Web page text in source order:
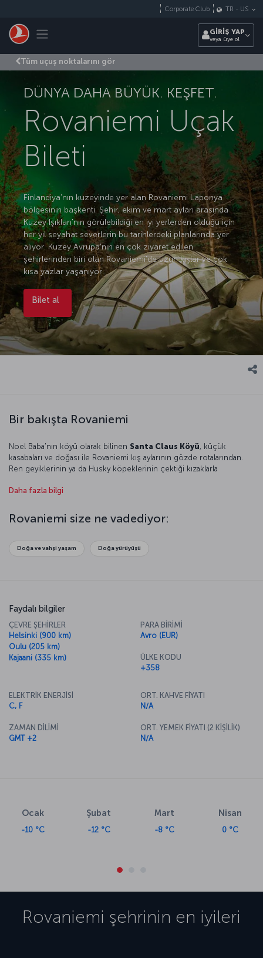
Toggle navigation
Corporate Club TR - US
GİRİŞ YAP
veya üye ol
Tüm uçuş noktalarını gör
DÜNYA DAHA BÜYÜK. KEŞFET.
Rovaniemi Uçak
Bileti
Finlandiya'nın kuzeyinde yer alan Rovaniemi Laponya
bölgesinin başkenti. Şehir, ekim ve mart ayları arasında
Kuzey Işıkları'nın görülebildiği en iyi yerlerden olduğu için
her yıl seyahat severlerin bu tarihlerdeki planlarında yer
alıyor. Kuzey Avrupa'nın en çok ziyaret edilen
şehirlerinden biri olan Rovaniemi'de uzun kışlar ve çok
kısa yazlar yaşanıyor.
Bilet al
Bir bakışta Rovaniemi
Noel Baba'nın köyü olarak bilinen Santa Claus Köyü, küçük
kasabaları ve doğası ile Rovaniemi kış aylarının gözde rotalarından.
Ren geyiklerinin ya da Husky köpeklerinin çektiği kızaklarla
turları ve kutuplarda yaşayan hayvanları görebileceğiniz hayvanat
Soğuğu iliklerinize kadar hissedeceğiniz Rovaniemi’ye gitmeden
bavulunuza en kalın ve soğuktan koruyan kıyafetlerinizi koymayı
Daha fazla bilgi
Rovaniemi size ne vadediyor:
Doğa ve vahşi yaşam Doğa yürüyüşü
Faydalı bilgiler
ÇEVRE ŞEHİRLER
Helsinki (900 km)
Oulu (205 km)
Kajaani (335 km)
PARA BİRİMİ
Avro (EUR)
ÜLKE KODU
+358
ELEKTRİK ENERJİSİ
C, F
ZAMAN DİLİMİ
GMT +2
ORT. KAHVE FİYATI
N/A
ORT. YEMEK FİYATI (2 KİŞİLİK)
N/A
Ocak
-10 °C
Şubat
-12 °C
Mart
-8 °C
Nisan
0 °C
Rovaniemi şehrinin en iyileri